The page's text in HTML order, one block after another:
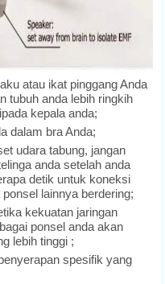
atau ikat pinggang Anda
tubuh anda lebih ringkih
kepala anda;
dalam bra Anda;
udara tabung, jangan
anda setelah anda
detik untuk koneksi
lainnya berdering;
kekuatan jaringan
ponsel anda akan
lebih tinggi ;
spesifik yang